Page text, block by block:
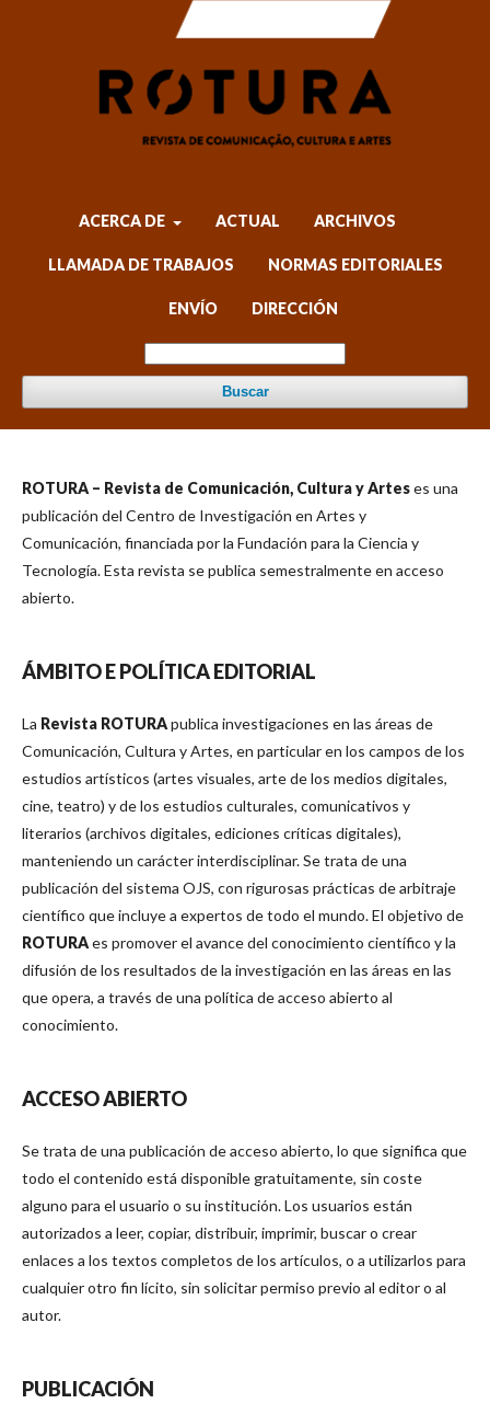
ACERCA DE ACTUAL ARCHIVOS
LLAMADA DE TRABAJOS NORMAS EDITORIALES
ENVÍO DIRECCIÓN
Buscar
ROTURA – Revista de Comunicación, Cultura y Arteses una
publicación del Centro de Investigación en Artes y
Comunicación, financiada por la Fundación para la Ciencia y
Tecnología. Esta revista se publica semestralmente en acceso
abierto.
ÁMBITO E POLÍTICA EDITORIAL
La Revista ROTURApublica investigaciones en las áreas de
Comunicación, Cultura y Artes, en particular en los campos de los
estudios artísticos (artes visuales, arte de los medios digitales,
cine, teatro) y de los estudios culturales, comunicativos y
literarios (archivos digitales, ediciones críticas digitales),
manteniendo un carácter interdisciplinar. Se trata de una
publicación del sistema OJS, con rigurosas prácticas de arbitraje
científico que incluye a expertos de todo el mundo. El objetivo de
ROTURAes promover el avance del conocimiento científico y la
difusión de los resultados de la investigación en las áreas en las
que opera, a través de una política de acceso abierto al
conocimiento.
ACCESO ABIERTO
Se trata de una publicación de acceso abierto, lo que significa que
todo el contenido está disponible gratuitamente, sin coste
alguno para el usuario o su institución. Los usuarios están
autorizados a leer, copiar, distribuir, imprimir, buscar o crear
enlaces a los textos completos de los artículos, o a utilizarlos para
cualquier otro fin lícito, sin solicitar permiso previo al editor o al
autor.
PUBLICACIÓN